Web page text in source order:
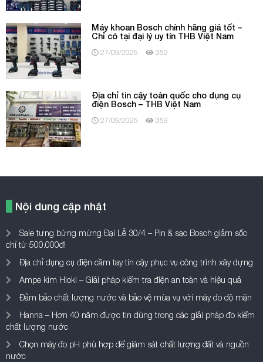
Máy khoan Bosch chính hãng giá tốt –
Chỉ có tại đại lý uy tín THB Việt Nam
27/09/2025 352
Địa chỉ tin cậy toàn quốc cho dụng cụ
điện Bosch – THB Việt Nam
27/09/2025 359
Nội dung cập nhật
Sale tưng bừng mừng Đại Lễ 30/4 – Pin & sạc Bosch giảm sốc
chỉ từ 500.000đ!
Địa chỉ dụng cụ điện cầm tay tin cậy phục vụ công trình xây dựng
Ampe kìm Hioki – Giải pháp kiểm tra điện an toàn và hiệu quả
Đảm bảo chất lượng nước và bảo vệ mùa vụ với máy đo độ mặn
Hanna – Hơn 40 năm được tin dùng trong các giải pháp đo kiểm
chất lượng nước
Chọn máy đo pH phù hợp để giám sát chất lượng đất và nguồn
nước